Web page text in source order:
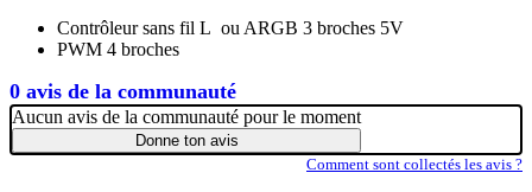
0 avis de la communauté
Contrôleur sans fil L ou ARGB 3 broches 5V
PWM 4 broches
Aucun avis de la communauté pour le moment
Donne ton avis
Comment sont collectés les avis ?